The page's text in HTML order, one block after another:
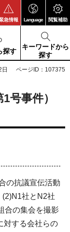
急情報 Language 閲覧補助
探す
キーワードから
探す
ページID：107375
号事件）
の抗議宣伝活動
社とN2社
合の集会を撮影
対する会社らの